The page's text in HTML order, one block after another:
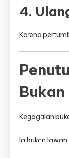
4.
Karena
Kegagalan
Ia bukan lawan.